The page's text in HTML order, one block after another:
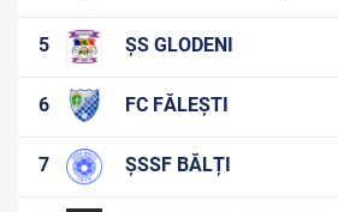
5 ȘS GLODENI
6 FC FĂLEȘTI
7 ȘSSF BĂLȚI